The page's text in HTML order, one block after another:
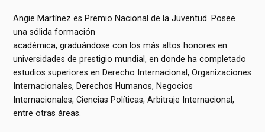
Angie Martínez es Premio Nacional de la Juventud. Posee
una sólida formación
académica, graduándose con los más altos honores en
universidades de prestigio mundial, en donde ha completado
estudios superiores en Derecho Internacional, Organizaciones
Internacionales, Derechos Humanos, Negocios
Internacionales, Ciencias Políticas, Arbitraje Internacional,
entre otras áreas.